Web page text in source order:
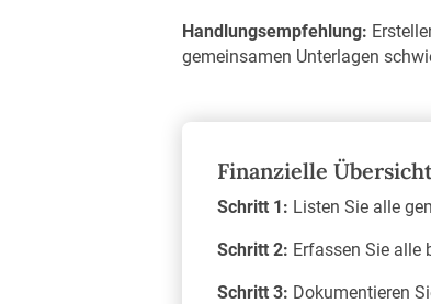
Handlungsempfehlung:
gemeinsamen Unterlagen
Finanzielle
Schritt 1: Listen Sie alle
Schritt 2: Erfassen Sie alle
Schritt 3: Dokumentieren